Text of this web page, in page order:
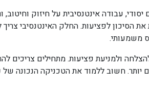
עבודה אינטנסיבית על חיזוק
הסיכון לפציעות. החלק האינטנסיבי
משמעותי.
ולמניעת פציעות. מתחילים צריכים
יותר. חשוב ללמוד את הטכניקה הנכונה